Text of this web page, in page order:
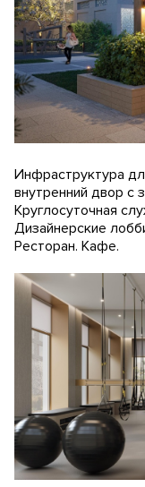
Инфраструктура
внутренний двор с
Круглосуточная
Дизайнерские
Ресторан. Кафе.